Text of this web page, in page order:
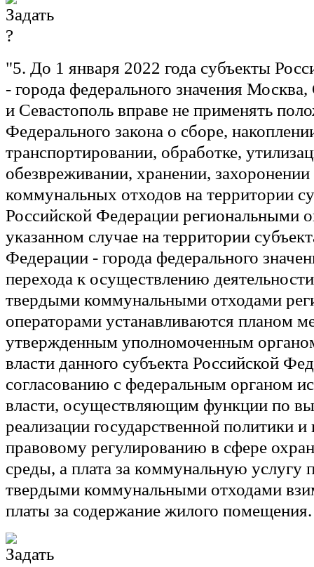
"5. До 1 января 2022 года субъекты
- города федерального значения
и Севастополь вправе не применять
Федерального закона о сборе,
транспортировании, обработке,
обезвреживании, хранении,
коммунальных отходов на территории
Российской Федерации региональными
указанном случае на территории
Федерации - города федерального
перехода к осуществлению
твердыми коммунальными отходами
операторами устанавливаются планом
утвержденным уполномоченным
власти данного субъекта Российской
согласованию с федеральным органом
власти, осуществляющим функции по
реализации государственной политики
правовому регулированию в сфере
среды, а плата за коммунальную
твердыми коммунальными отходами
платы за содержание жилого помещения.